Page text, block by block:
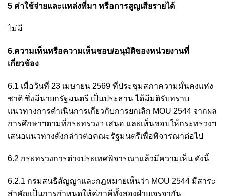
5 ค่าใช้จ่ายและแหล่งที่มา หรือการสูญเสียรายได้
ไม่มี
6.ความเห็นหรือความเห็นชอบ/อนุมัติของหน่วยงานที่
เกี่ยวข้อง
6.1 เมื่อวันที่ 23 เมษายน 2569 ที่ประชุมสภาความมั่นคงแห่ง
ชาติ ซึ่งมีนายกรัฐมนตรี เป็นประธาน ได้มีมติรับทราบ
แนวทางการดำเนินการเกี่ยวกับการยกเลิก MOU 2544 จากผล
การศึกษาฯตามที่กระทรวงฯ เสนอ และเห็นชอบให้กระทรวงฯ
เสนอแนวทางดังกล่าวต่อคณะรัฐมนตรีเพื่อพิจารณาต่อไป
6.2 กระทรวงการต่างประเทศพิจารณาแล้วมีความเห็น ดังนี้
6.2.1 กรมสนธิสัญญาและกฎหมายเห็นว่า MOU 2544 มีสาระ
สำคัญเป็นการกำหนดให้คู่ภาคีทั้งสองฝ่ายเจรจากัน